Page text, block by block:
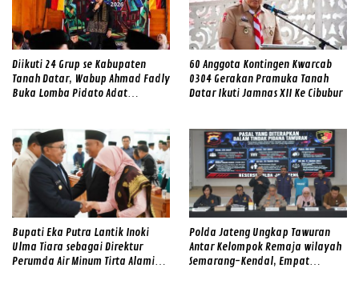
Diikuti 24 Grup se Kabupaten
Tanah Datar, Wabup Ahmad Fadly
Buka Lomba Pidato Adat
60 Anggota Kontingen Kwarcab
0304 Gerakan Pramuka Tanah
Datar Ikuti Jamnas XII Ke Cibubur
Bupati Eka Putra Lantik Inoki
Ulma Tiara sebagai Direktur
Perumda Air Minum Tirta Alami
Polda Jateng Ungkap Tawuran
Antar Kelompok Remaja wilayah
Semarang-Kendal, Empat